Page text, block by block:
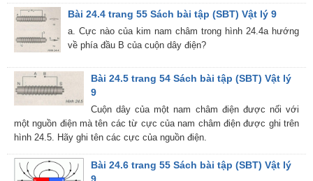
Bài 24.4 trang 55 Sách bài tập (SBT) Vật lý 9
a. Cực nào của kim nam châm trong hình 24.4a hướng
về phía đầu B của cuộn dây điện?
Bài 24.5 trang 54 Sách bài tập (SBT) Vật lý
9
Cuộn dây của một nam châm điện được nối với
một nguồn điện mà tên các từ cực của nam châm điện được ghi trên
hình 24.5. Hãy ghi tên các cực của nguồn điện.
Bài 24.6 trang 55 Sách bài tập (SBT) Vật lý